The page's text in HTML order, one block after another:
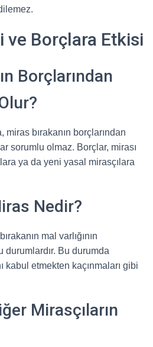
ve Borçlara Etkisi
Borçlarından
miras bırakanın borçlarından
sorumlu olmaz. Borçlar, mirası
ya da yeni yasal mirasçılara
Nedir?
mal varlığının
durumlardır. Bu durumda
kabul etmekten kaçınmaları gibi
Mirasçıların